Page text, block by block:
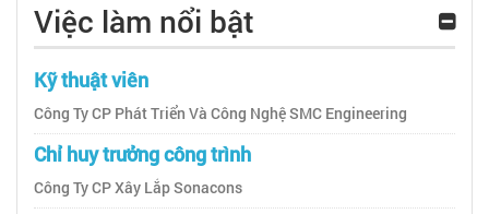
Việc làm nổi bật
Kỹ thuật viên
Công Ty CP Phát Triển Và Công Nghệ SMC Engineering
Chỉ huy trưởng công trình
Công Ty CP Xây Lắp Sonacons